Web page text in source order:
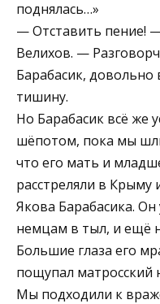
поднялась…»
— Отставить пение!
Велихов. —
Барабасик,
тишину.
Но Барабасик всё же
шёпотом, пока мы
что его мать и
расстреляли в
Якова Барабасика.
немцам в тыл, и ещё
Большие глаза его
пощупал матросский
Мы подходили к